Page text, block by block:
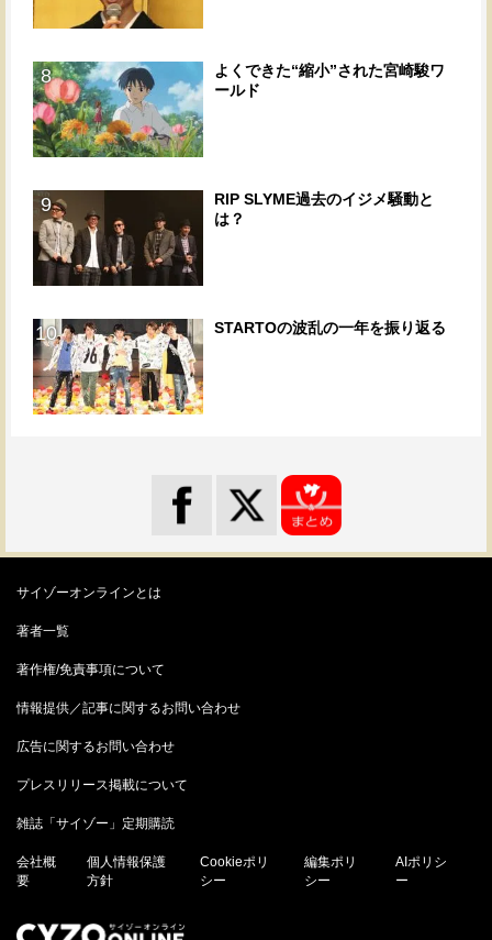
8
よくできた“縮小”された宮崎駿ワ
ールド
9
RIP SLYME過去のイジメ騒動と
は？
10 STARTOの波乱の一年を振り返る
サイゾーオンラインとは
著者一覧
著作権/免責事項について
情報提供／記事に関するお問い合わせ
広告に関するお問い合わせ
プレスリリース掲載について
雑誌「サイゾー」定期購読
会社概
要
個人情報保護
方針
Cookieポリ
シー
編集ポリ
シー
AIポリシ
ー